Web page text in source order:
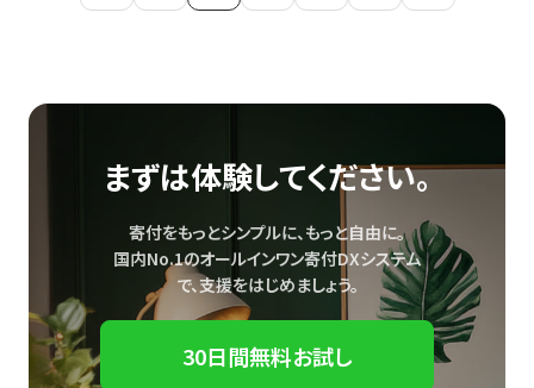
まずは体験してください。
寄付をもっとシンプルに、もっと自由に。
国内No.1のオールインワン寄付DXシステム
で、支援をはじめましょう。
30日間無料お試し